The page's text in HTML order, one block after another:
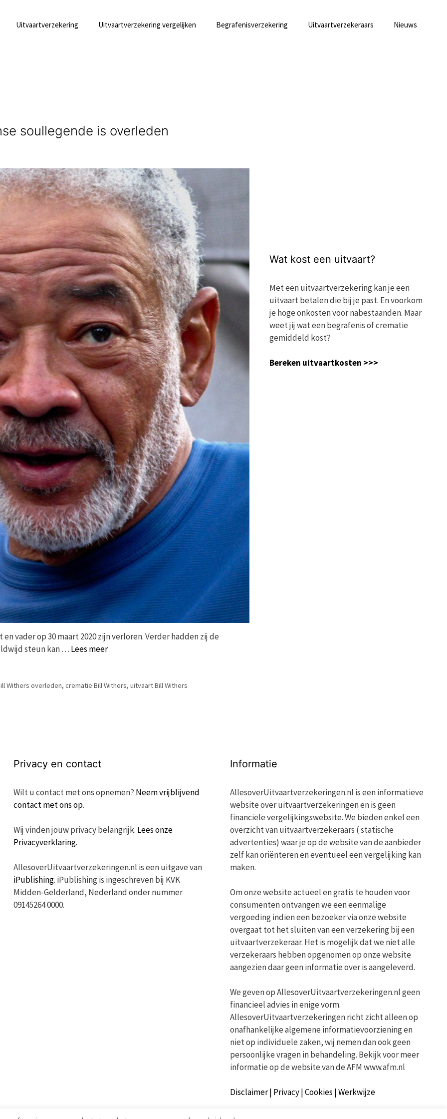
Uitvaartverzekering Uitvaartverzekering vergelijken Begrafenisverzekering Uitvaartverzekeraars Nieuws
soullegende is overleden
vader op 30 maart 2020 zijn verloren. Verder hadden zij de
steun kan … Lees meer
Withers overleden, crematie Bill Withers, uitvaart Bill Withers
Wat kost een uitvaart?
Met een uitvaartverzekering kan je een
uitvaart betalen die bij je past. En voorkom
je hoge onkosten voor nabestaanden. Maar
weet jij wat een begrafenis of crematie
gemiddeld kost?
Bereken uitvaartkosten >>>
Privacy en contact
Wilt u contact met ons opnemen? Neem vrijblijvend
contact met ons op.
Wij vinden jouw privacy belangrijk. Lees onze
Privacyverklaring.
AllesoverUitvaartverzekeringen.nl is een uitgave van
iPublishing. iPublishing is ingeschreven bij KVK
Midden-Gelderland, Nederland onder nummer
09145264 0000.
Informatie
AllesoverUitvaartverzekeringen.nl is een informatieve
website over uitvaartverzekeringen en is geen
financiële vergelijkingswebsite. We bieden enkel een
overzicht van uitvaartverzekeraars ( statische
advertenties) waar je op de website van de aanbieder
zelf kan oriënteren en eventueel een vergelijking kan
maken.
Om onze website actueel en gratis te houden voor
consumenten ontvangen we een eenmalige
vergoeding indien een bezoeker via onze website
overgaat tot het sluiten van een verzekering bij een
uitvaartverzekeraar. Het is mogelijk dat we niet alle
verzekeraars hebben opgenomen op onze website
aangezien daar geen informatie over is aangeleverd.
We geven op AllesoverUitvaartverzekeringen.nl geen
financieel advies in enige vorm.
AllesoverUitvaartverzekeringen richt zicht alleen op
onafhankelijke algemene informatievoorziening en
niet op individuele zaken, wij nemen dan ook geen
persoonlijke vragen in behandeling. Bekijk voor meer
informatie op de website van de AFM www.afm.nl
Disclaimer | Privacy | Cookies | Werkwijze